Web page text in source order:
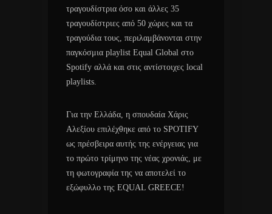
τραγουδίστρια όσο και άλλες 35
τραγουδίστριες από 50 χώρες και τα
τραγούδια τους, περιλαμβάνονται στην
παγκόσμια playlist Equal Global στο
Spotify αλλά και στις αντίστοιχες local
playlists.
Για την Ελλάδα, η σπουδαία Χάρις
Αλεξίου επιλέχθηκε από το SPOTIFY
ως πρέσβειρα αυτής της ενέργειας για
το πρώτο τρίμηνο της νέας χρονιάς, με
τη φωτογραφία της να αποτελεί το
εξώφυλλο της EQUAL GREECE!